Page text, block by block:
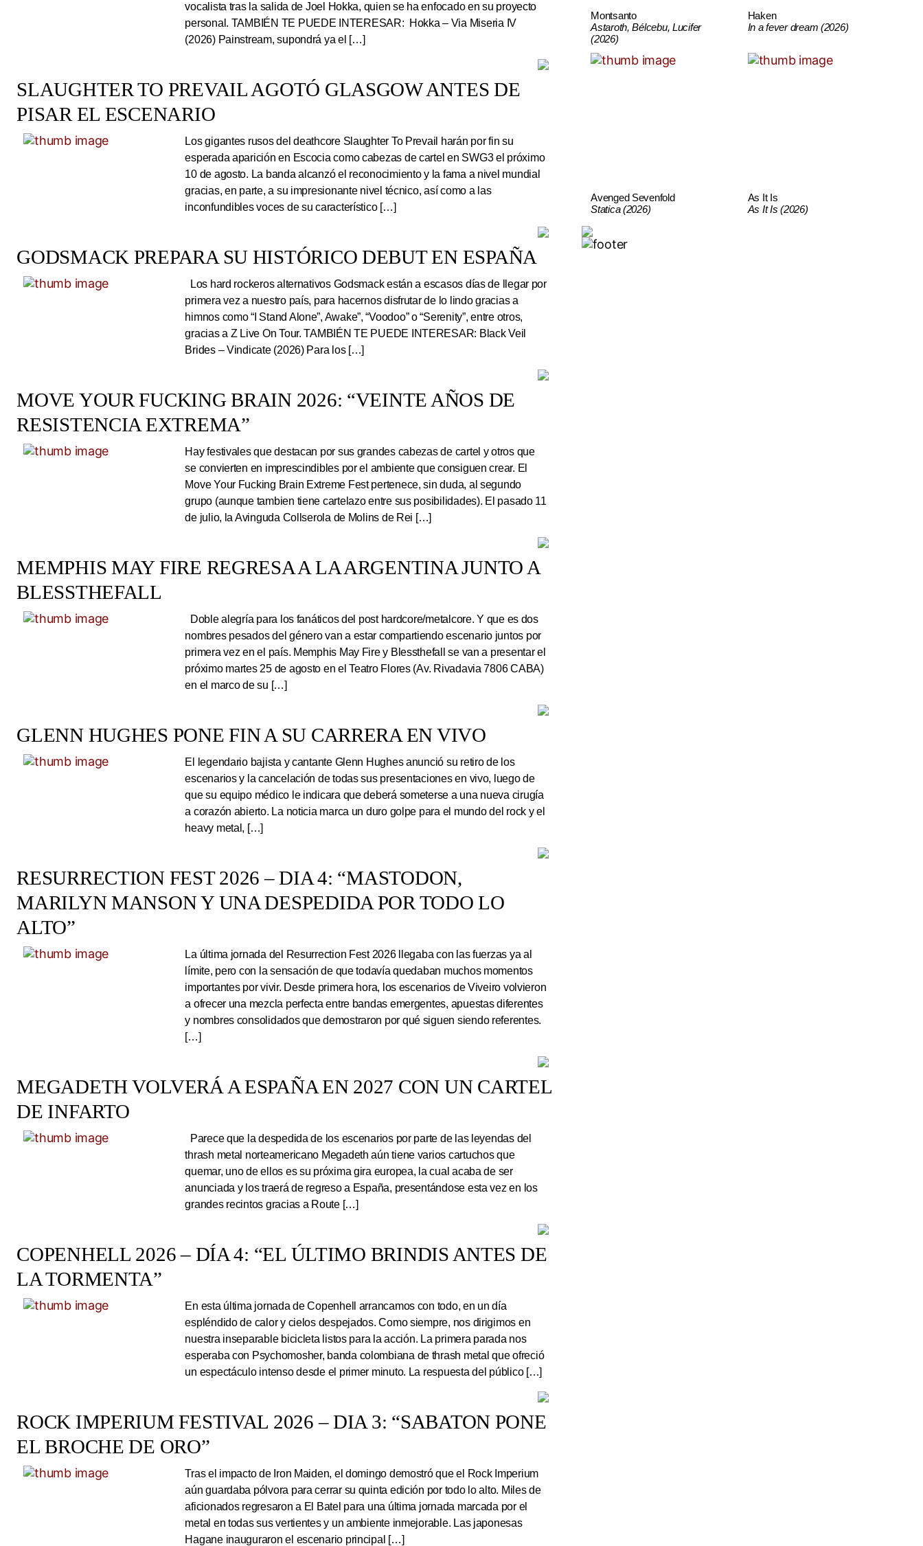
vocalista tras la salida de Joel Hokka, quien se ha enfocado en su proyecto
personal. TAMBIÉN TE PUEDE INTERESAR: Hokka – Via Miseria IV
(2026) Painstream, supondrá ya el […]
SLAUGHTER TO PREVAIL AGOTÓ GLASGOW ANTES DE
PISAR EL ESCENARIO
Los gigantes rusos del deathcore Slaughter To Prevail harán por fin su
esperada aparición en Escocia como cabezas de cartel en SWG3 el próximo
10 de agosto. La banda alcanzó el reconocimiento y la fama a nivel mundial
gracias, en parte, a su impresionante nivel técnico, así como a las
inconfundibles voces de su característico […]
GODSMACK PREPARA SU HISTÓRICO DEBUT EN ESPAÑA
Los hard rockeros alternativos Godsmack están a escasos días de llegar por
primera vez a nuestro país, para hacernos disfrutar de lo lindo gracias a
himnos como “I Stand Alone”, Awake”, “Voodoo” o “Serenity”, entre otros,
gracias a Z Live On Tour. TAMBIÉN TE PUEDE INTERESAR: Black Veil
Brides – Vindicate (2026) Para los […]
MOVE YOUR FUCKING BRAIN 2026: “VEINTE AÑOS DE
RESISTENCIA EXTREMA”
Hay festivales que destacan por sus grandes cabezas de cartel y otros que
se convierten en imprescindibles por el ambiente que consiguen crear. El
Move Your Fucking Brain Extreme Fest pertenece, sin duda, al segundo
grupo (aunque tambien tiene cartelazo entre sus posibilidades). El pasado 11
de julio, la Avinguda Collserola de Molins de Rei […]
MEMPHIS MAY FIRE REGRESA A LA ARGENTINA JUNTO A
BLESSTHEFALL
Doble alegría para los fanáticos del post hardcore/metalcore. Y que es dos
nombres pesados del género van a estar compartiendo escenario juntos por
primera vez en el país. Memphis May Fire y Blessthefall se van a presentar el
próximo martes 25 de agosto en el Teatro Flores (Av. Rivadavia 7806 CABA)
en el marco de su […]
GLENN HUGHES PONE FIN A SU CARRERA EN VIVO
El legendario bajista y cantante Glenn Hughes anunció su retiro de los
escenarios y la cancelación de todas sus presentaciones en vivo, luego de
que su equipo médico le indicara que deberá someterse a una nueva cirugía
a corazón abierto. La noticia marca un duro golpe para el mundo del rock y el
heavy metal, […]
RESURRECTION FEST 2026 – DIA 4: “MASTODON,
MARILYN MANSON Y UNA DESPEDIDA POR TODO LO
ALTO”
La última jornada del Resurrection Fest 2026 llegaba con las fuerzas ya al
límite, pero con la sensación de que todavía quedaban muchos momentos
importantes por vivir. Desde primera hora, los escenarios de Viveiro volvieron
a ofrecer una mezcla perfecta entre bandas emergentes, apuestas diferentes
y nombres consolidados que demostraron por qué siguen siendo referentes.
[…]
MEGADETH VOLVERÁ A ESPAÑA EN 2027 CON UN CARTEL
DE INFARTO
Parece que la despedida de los escenarios por parte de las leyendas del
thrash metal norteamericano Megadeth aún tiene varios cartuchos que
quemar, uno de ellos es su próxima gira europea, la cual acaba de ser
anunciada y los traerá de regreso a España, presentándose esta vez en los
grandes recintos gracias a Route […]
COPENHELL 2026 – DÍA 4: “EL ÚLTIMO BRINDIS ANTES DE
LA TORMENTA”
En esta última jornada de Copenhell arrancamos con todo, en un día
espléndido de calor y cielos despejados. Como siempre, nos dirigimos en
nuestra inseparable bicicleta listos para la acción. La primera parada nos
esperaba con Psychomosher, banda colombiana de thrash metal que ofreció
un espectáculo intenso desde el primer minuto. La respuesta del público […]
ROCK IMPERIUM FESTIVAL 2026 – DIA 3: “SABATON PONE
EL BROCHE DE ORO”
Tras el impacto de Iron Maiden, el domingo demostró que el Rock Imperium
aún guardaba pólvora para cerrar su quinta edición por todo lo alto. Miles de
aficionados regresaron a El Batel para una última jornada marcada por el
metal en todas sus vertientes y un ambiente inmejorable. Las japonesas
Hagane inauguraron el escenario principal […]
Montsanto
Astaroth, Bélcebu, Lucifer
(2026)
Haken
In a fever dream (2026)
Avenged Sevenfold
Statica (2026)
As It Is
As It Is (2026)